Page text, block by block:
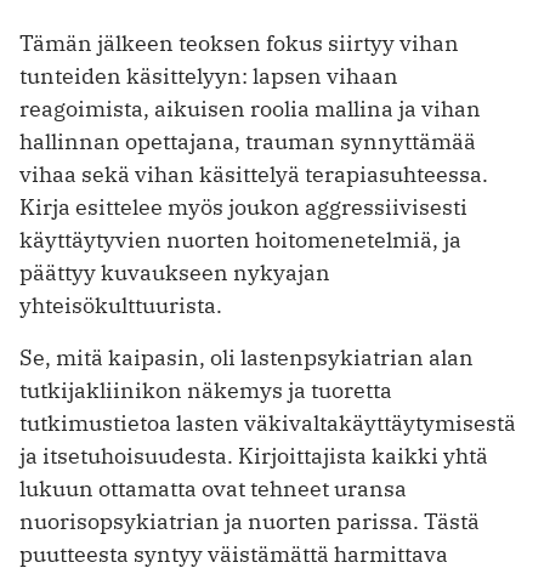
Tämän jälkeen teoksen fokus siirtyy vihan
tunteiden käsittelyyn: lapsen vihaan
reagoimista, aikuisen roolia mallina ja vihan
hallinnan opettajana, trauman synnyttämää
vihaa sekä vihan käsittelyä terapiasuhteessa.
Kirja esittelee myös joukon aggressiivisesti
käyttäytyvien nuorten hoitomenetelmiä, ja
päättyy kuvaukseen nykyajan
yhteisökulttuurista.
Se, mitä kaipasin, oli lastenpsykiatrian alan
tutkijakliinikon näkemys ja tuoretta
tutkimustietoa lasten väkivaltakäyttäytymisestä
ja itsetuhoisuudesta. Kirjoittajista kaikki yhtä
lukuun ottamatta ovat tehneet uransa
nuorisopsykiatrian ja nuorten parissa. Tästä
puutteesta syntyy väistämättä harmittava